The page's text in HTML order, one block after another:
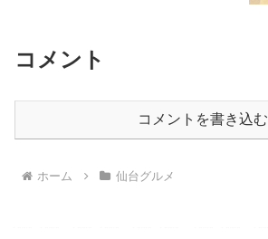
コメント
コメントを書き込む
ホーム 仙台グルメ